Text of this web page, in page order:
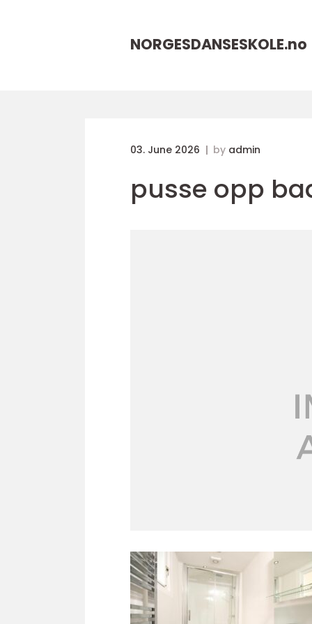
NORGESDANSESKOLE.no
03. June 2026 by admin
pusse opp